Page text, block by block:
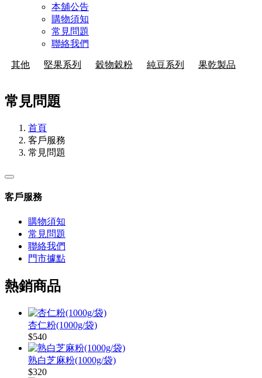
本舖公告
購物須知
常見問題
聯絡我們
其他 堅果系列 穀物穀粉 純豆系列 果乾製品
常見問題
首頁
客戶服務
常見問題
客戶服務
購物須知
常見問題
聯絡我們
門市據點
熱銷商品
杏仁粉(1000g/袋)
$540
熟白芝麻粉(1000g/袋)
$320